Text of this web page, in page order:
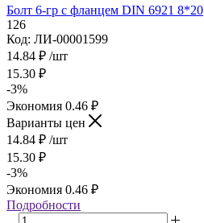
Болт 6-гр с фланцем DIN 6921 8*20
126
Код: ЛИ-00001599
14.84 ₽ /шт
15.30 ₽
-3%
Экономия 0.46 ₽
Варианты цен
14.84 ₽ /шт
15.30 ₽
-3%
Экономия 0.46 ₽
Подробности